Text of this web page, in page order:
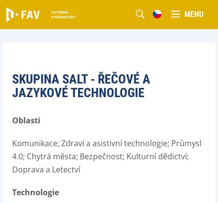
MENU
SKUPINA SALT - ŘEČOVÉ A
JAZYKOVÉ TECHNOLOGIE
Oblasti
Komunikace; Zdraví a asistivní technologie; Průmysl
4.0; Chytrá města; Bezpečnost; Kulturní dědictví;
Doprava a Letectví
Technologie